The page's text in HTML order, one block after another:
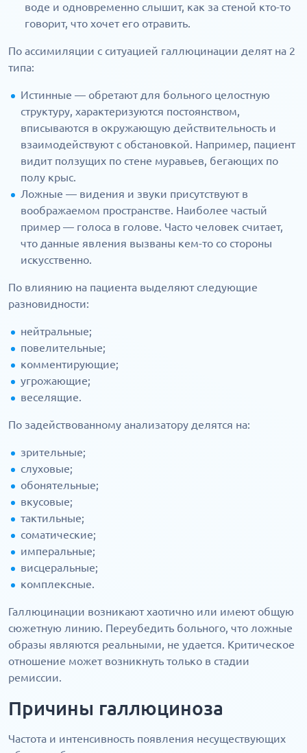
воде и одновременно слышит, как за стеной кто-то
говорит, что хочет его отравить.
По ассимиляции с ситуацией галлюцинации делят на 2
типа:
Истинные — обретают для больного целостную
структуру, характеризуются постоянством,
вписываются в окружающую действительность и
взаимодействуют с обстановкой. Например, пациент
видит ползущих по стене муравьев, бегающих по
полу крыс.
Ложные — видения и звуки присутствуют в
воображаемом пространстве. Наиболее частый
пример — голоса в голове. Часто человек считает,
что данные явления вызваны кем-то со стороны
искусственно.
По влиянию на пациента выделяют следующие
разновидности:
нейтральные;
повелительные;
комментирующие;
угрожающие;
веселящие.
По задействованному анализатору делятся на:
зрительные;
слуховые;
обонятельные;
вкусовые;
тактильные;
соматические;
имперальные;
висцеральные;
комплексные.
Галлюцинации возникают хаотично или имеют общую
сюжетную линию. Переубедить больного, что ложные
образы являются реальными, не удается. Критическое
отношение может возникнуть только в стадии
ремиссии.
Причины галлюциноза
Частота и интенсивность появления несуществующих